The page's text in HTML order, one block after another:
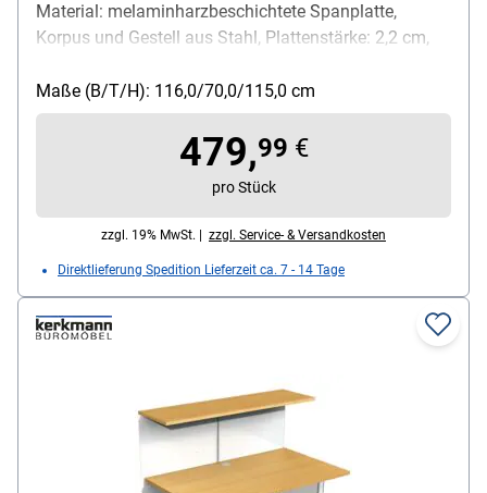
Material: melaminharzbeschichtete Spanplatte,
Korpus und Gestell aus Stahl, Plattenstärke: 2,2 cm,
Maße (B/T/H): 116,0/70,0/115,0 cm
479,99 €
pro Stück
zzgl. 19% MwSt. | zzgl. Service- & Versandkosten
Direktlieferung Spedition Lieferzeit ca. 7 - 14 Tage